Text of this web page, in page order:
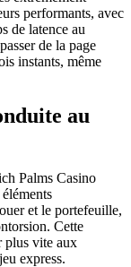
performants, avec
de latence au
de la page
instants, même
au
Palms Casino
et le portefeuille,
Cette
plus vite aux
express.